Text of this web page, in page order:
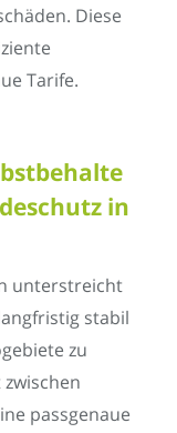
Diese
Tarife.
in
unterstreicht
stabil
zu
passgenaue